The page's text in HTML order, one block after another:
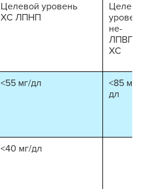
Целевой уровень
ХС ЛПНП
Целевой
уровень
не-
ЛПВП-
ХС
<55 мг/дл
<85 мг/
дл
<40 мг/дл